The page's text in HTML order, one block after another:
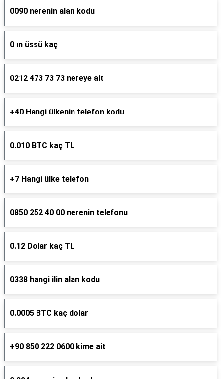
0090 nerenin alan kodu
0 ın üssü kaç
0212 473 73 73 nereye ait
+40 Hangi ülkenin telefon kodu
0.010 BTC kaç TL
+7 Hangi ülke telefon
0850 252 40 00 nerenin telefonu
0.12 Dolar kaç TL
0338 hangi ilin alan kodu
0.0005 BTC kaç dolar
+90 850 222 0600 kime ait